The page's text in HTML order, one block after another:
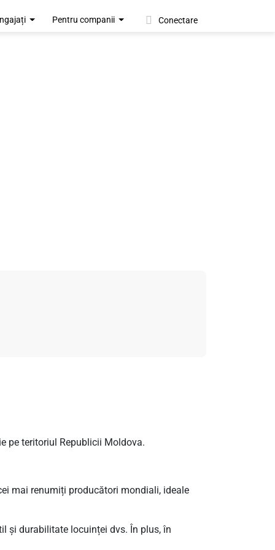
Pentru companii Conectare
pe teritoriul Republicii Moldova.
mai renumiți producători mondiali, ideale
și durabilitate locuinței dvs. În plus, în